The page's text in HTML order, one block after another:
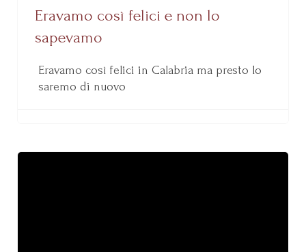
Eravamo così felici e non lo
sapevamo
Eravamo così felici in Calabria ma presto lo
saremo di nuovo